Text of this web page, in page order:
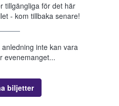
tillgängliga för det här
- kom tillbaka senare!
inte kan vara
evenemanget...
biljetter